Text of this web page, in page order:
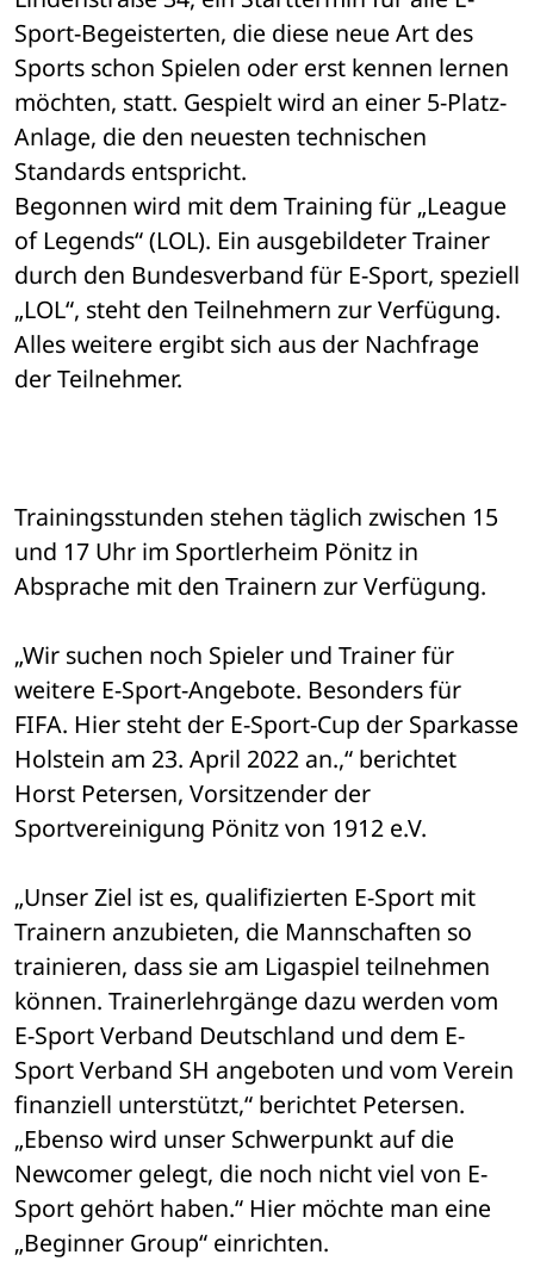
Sport-Begeisterten, die diese neue Art des
Sports schon Spielen oder erst kennen lernen
möchten, statt. Gespielt wird an einer 5-Platz-
Anlage, die den neuesten technischen
Standards entspricht.
Begonnen wird mit dem Training für „League
of Legends“ (LOL). Ein ausgebildeter Trainer
durch den Bundesverband für E-Sport, speziell
„LOL“, steht den Teilnehmern zur Verfügung.
Alles weitere ergibt sich aus der Nachfrage
der Teilnehmer.
Trainingsstunden stehen täglich zwischen 15
und 17 Uhr im Sportlerheim Pönitz in
Absprache mit den Trainern zur Verfügung.
„Wir suchen noch Spieler und Trainer für
weitere E-Sport-Angebote. Besonders für
FIFA. Hier steht der E-Sport-Cup der Sparkasse
Holstein am 23. April 2022 an.,“ berichtet
Horst Petersen, Vorsitzender der
Sportvereinigung Pönitz von 1912 e.V.
„Unser Ziel ist es, qualifizierten E-Sport mit
Trainern anzubieten, die Mannschaften so
trainieren, dass sie am Ligaspiel teilnehmen
können. Trainerlehrgänge dazu werden vom
E-Sport Verband Deutschland und dem E-
Sport Verband SH angeboten und vom Verein
finanziell unterstützt,“ berichtet Petersen.
„Ebenso wird unser Schwerpunkt auf die
Newcomer gelegt, die noch nicht viel von E-
Sport gehört haben.“ Hier möchte man eine
„Beginner Group“ einrichten.